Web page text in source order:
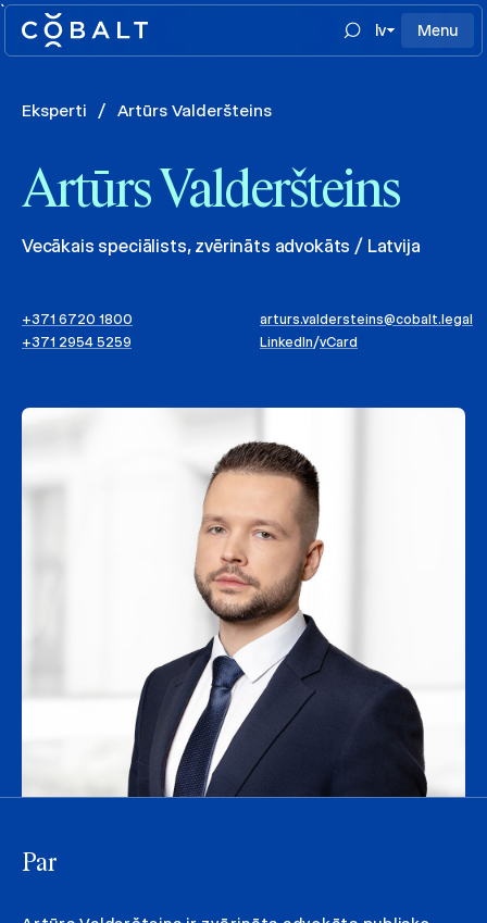
`
lv
Menu
Eksperti / Artūrs Valderšteins
Artūrs Valderšteins
Vecākais speciālists, zvērināts advokāts / Latvija
+371 6720 1800
+371 2954 5259
arturs.valdersteins@cobalt.legal
LinkedIn/vCard
Par